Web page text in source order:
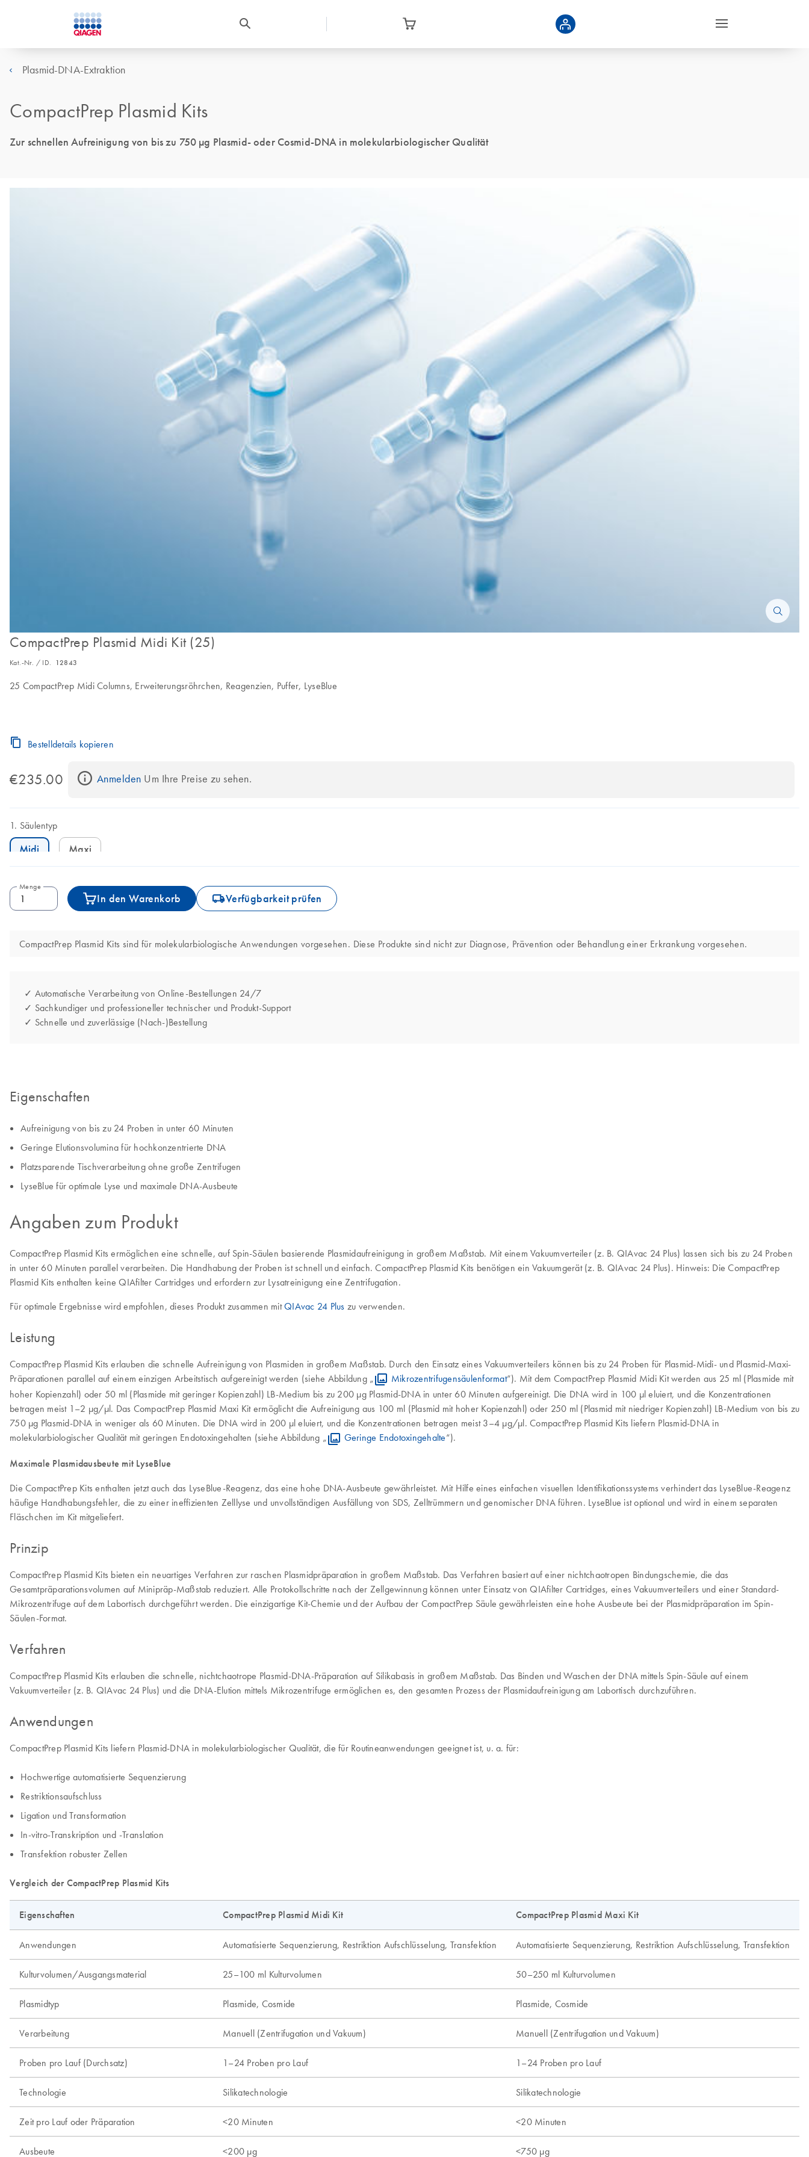
Plasmid-DNA-Extraktion
CompactPrep Plasmid Kits
Zur schnellen Aufreinigung von bis zu 750 µg Plasmid- oder Cosmid-DNA in molekularbiologischer Qualität
CompactPrep Plasmid Midi Kit (25)
Kat.-Nr. / ID. 12843
25 CompactPrep Midi Columns, Erweiterungsröhrchen, Reagenzien, Puffer, LyseBlue
Bestelldetails kopieren
€235.00 Anmelden Um Ihre Preise zu sehen.
Säulentyp
Midi Maxi
Menge
In den Warenkorb icon_0062_deliver-s Verfügbarkeit prüfen
CompactPrep Plasmid Kits sind für molekularbiologische Anwendungen vorgesehen. Diese Produkte sind nicht zur Diagnose, Prävention oder Behandlung einer Erkrankung vorgesehen.
✓ Automatische Verarbeitung von Online-Bestellungen 24/7
✓ Sachkundiger und professioneller technischer und Produkt-Support
✓ Schnelle und zuverlässige (Nach-)Bestellung
Eigenschaften
Aufreinigung von bis zu 24 Proben in unter 60 Minuten
Geringe Elutionsvolumina für hochkonzentrierte DNA
Platzsparende Tischverarbeitung ohne große Zentrifugen
LyseBlue für optimale Lyse und maximale DNA-Ausbeute
Angaben zum Produkt
CompactPrep Plasmid Kits ermöglichen eine schnelle, auf Spin-Säulen basierende Plasmidaufreinigung in großem Maßstab. Mit einem Vakuumverteiler (z. B. QIAvac 24 Plus) lassen sich bis zu 24 Proben
in unter 60 Minuten parallel verarbeiten. Die Handhabung der Proben ist schnell und einfach. CompactPrep Plasmid Kits benötigen ein Vakuumgerät (z. B. QIAvac 24 Plus). Hinweis: Die CompactPrep
Plasmid Kits enthalten keine QIAfilter Cartridges und erfordern zur Lysatreinigung eine Zentrifugation.
Für optimale Ergebnisse wird empfohlen, dieses Produkt zusammen mitQIAvac 24 Plus zu verwenden.
Leistung
CompactPrep Plasmid Kits erlauben die schnelle Aufreinigung von Plasmiden in großem Maßstab. Durch den Einsatz eines Vakuumverteilers können bis zu 24 Proben für Plasmid-Midi- und Plasmid-Maxi-
Präparationen parallel auf einem einzigen Arbeitstisch aufgereinigt werden (siehe Abbildung „
Mikrozentrifugensäulenformat“). Mit dem CompactPrep Plasmid Midi Kit werden aus 25 ml (Plasmide mit
hoher Kopienzahl) oder 50 ml (Plasmide mit geringer Kopienzahl) LB-Medium bis zu 200 µg Plasmid-DNA in unter 60 Minuten aufgereinigt. Die DNA wird in 100 µl eluiert, und die Konzentrationen
betragen meist 1–2 µg/µl. Das CompactPrep Plasmid Maxi Kit ermöglicht die Aufreinigung aus 100 ml (Plasmid mit hoher Kopienzahl) oder 250 ml (Plasmid mit niedriger Kopienzahl) LB-Medium von bis zu
750 µg Plasmid-DNA in weniger als 60 Minuten. Die DNA wird in 200 µl eluiert, und die Konzentrationen betragen meist 3–4 µg/µl. CompactPrep Plasmid Kits liefern Plasmid-DNA in
molekularbiologischer Qualität mit geringen Endotoxingehalten (siehe Abbildung „
Geringe Endotoxingehalte“).
Maximale Plasmidausbeute mit LyseBlue
Die CompactPrep Kits enthalten jetzt auch das LyseBlue-Reagenz, das eine hohe DNA-Ausbeute gewährleistet. Mit Hilfe eines einfachen visuellen Identifikationssystems verhindert das LyseBlue-Reagenz
häufige Handhabungsfehler, die zu einer ineffizienten Zelllyse und unvollständigen Ausfällung von SDS, Zelltrümmern und genomischer DNA führen. LyseBlue ist optional und wird in einem separaten
Fläschchen im Kit mitgeliefert.
Prinzip
CompactPrep Plasmid Kits bieten ein neuartiges Verfahren zur raschen Plasmidpräparation in großem Maßstab. Das Verfahren basiert auf einer nichtchaotropen Bindungschemie, die das
Gesamtpräparationsvolumen auf Minipräp-Maßstab reduziert. Alle Protokollschritte nach der Zellgewinnung können unter Einsatz von QIAfilter Cartridges, eines Vakuumverteilers und einer Standard-
Mikrozentrifuge auf dem Labortisch durchgeführt werden. Die einzigartige Kit-Chemie und der Aufbau der CompactPrep Säule gewährleisten eine hohe Ausbeute bei der Plasmidpräparation im Spin-
Säulen-Format.
Verfahren
CompactPrep Plasmid Kits erlauben die schnelle, nichtchaotrope Plasmid-DNA-Präparation auf Silikabasis in großem Maßstab. Das Binden und Waschen der DNA mittels Spin-Säule auf einem
Vakuumverteiler (z. B. QIAvac 24 Plus) und die DNA-Elution mittels Mikrozentrifuge ermöglichen es, den gesamten Prozess der Plasmidaufreinigung am Labortisch durchzuführen.
Anwendungen
CompactPrep Plasmid Kits liefern Plasmid-DNA in molekularbiologischer Qualität, die für Routineanwendungen geeignet ist, u. a. für:
Hochwertige automatisierte Sequenzierung
Restriktionsaufschluss
Ligation und Transformation
In-vitro-Transkription und -Translation
Transfektion robuster Zellen
Vergleich der CompactPrep Plasmid Kits
Eigenschaften CompactPrep Plasmid Midi Kit CompactPrep Plasmid Maxi Kit
Anwendungen Automatisierte Sequenzierung, Restriktion Aufschlüsselung, Transfektion Automatisierte Sequenzierung, Restriktion Aufschlüsselung, Transfektion
Kulturvolumen/Ausgangsmaterial 25–100 ml Kulturvolumen 50–250 ml Kulturvolumen
Plasmidtyp Plasmide, Cosmide Plasmide, Cosmide
Verarbeitung Manuell (Zentrifugation und Vakuum) Manuell (Zentrifugation und Vakuum)
Proben pro Lauf (Durchsatz) 1–24 Proben pro Lauf 1–24 Proben pro Lauf
Technologie Silikatechnologie Silikatechnologie
Zeit pro Lauf oder Präparation <20 Minuten <20 Minuten
Ausbeute <200 µg <750 µg